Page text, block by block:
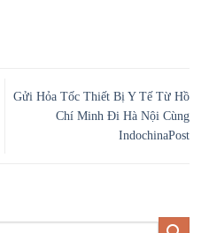
Gửi Hỏa Tốc Thiết Bị Y Tế Từ Hồ
Chí Minh Đi Hà Nội Cùng
IndochinaPost